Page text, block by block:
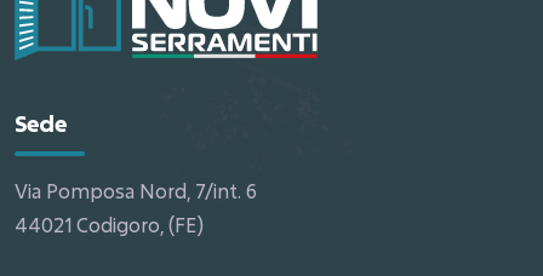
Sede
Via Pomposa Nord, 7/int. 6
44021 Codigoro, (FE)